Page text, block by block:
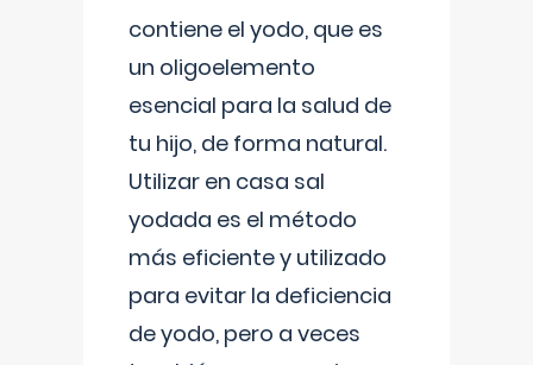
contiene el yodo, que es
un oligoelemento
esencial para la salud de
tu hijo, de forma natural.
Utilizar en casa sal
yodada es el método
más eficiente y utilizado
para evitar la deficiencia
de yodo, pero a veces